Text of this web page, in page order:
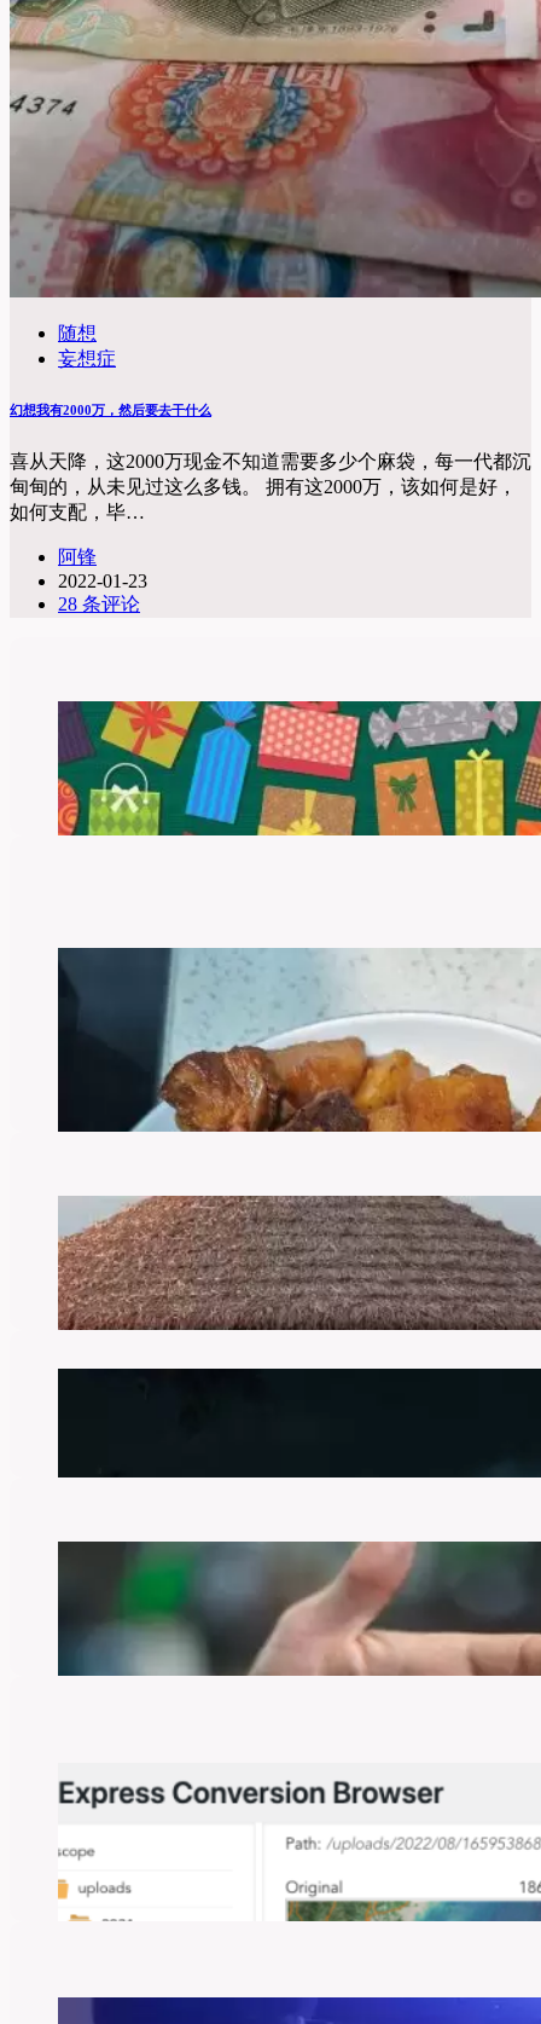
随想
妄想症
幻想我有2000万，然后要去干什么
喜从天降，这2000万现金不知道需要多少个麻袋，每一代都沉
甸甸的，从未见过这么多钱。 拥有这2000万，该如何是好，
如何支配，毕…
阿锋
2022-01-23
28 条评论